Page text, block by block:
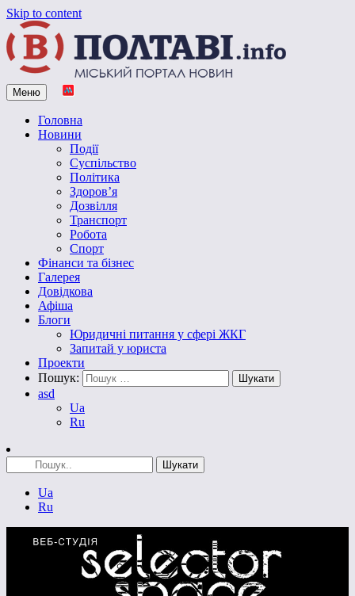
Skip to content
Vpoltave.info
Полтавський портал новин
Меню
Головна
Новини
Події
Суспільство
Політика
Здоров’я
Дозвілля
Транспорт
Робота
Спорт
Фінанси та бізнес
Галерея
Довідкова
Афіша
Блоги
Юридичні питання у сфері ЖКГ
Запитай у юриста
Проекти
Пошук:
asd
Ua
Ru
Ua
Ru